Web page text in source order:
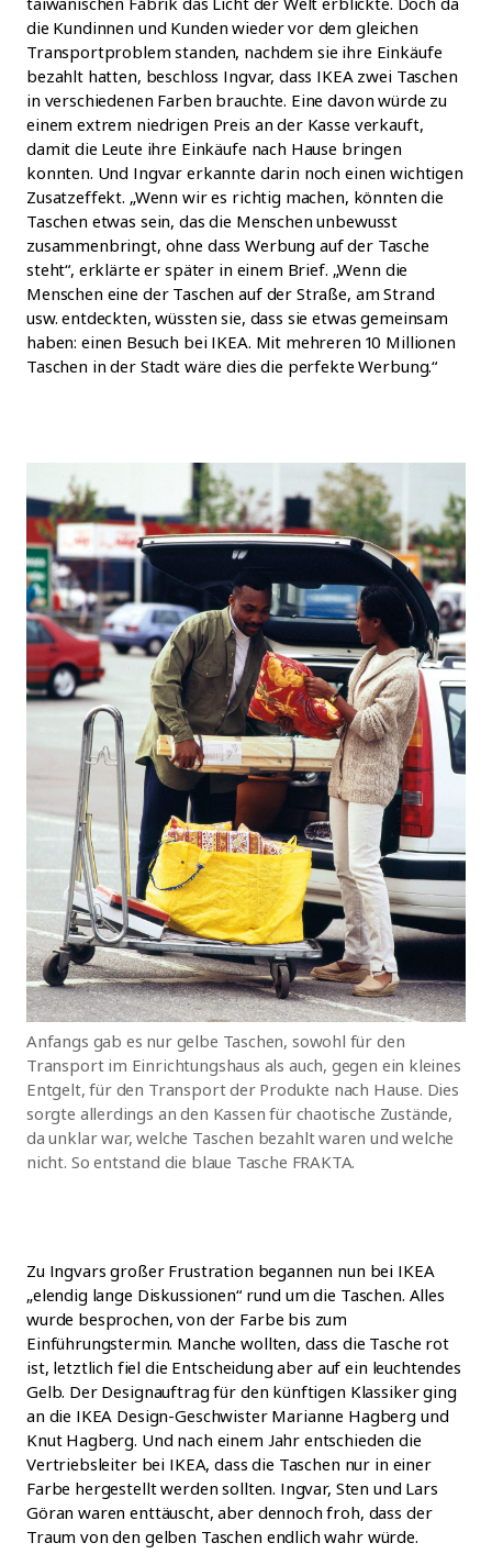
die Kundinnen und Kunden wieder vor dem gleichen
Transportproblem standen, nachdem sie ihre Einkäufe
bezahlt hatten, beschloss Ingvar, dass IKEA zwei Taschen
in verschiedenen Farben brauchte. Eine davon würde zu
einem extrem niedrigen Preis an der Kasse verkauft,
damit die Leute ihre Einkäufe nach Hause bringen
konnten. Und Ingvar erkannte darin noch einen wichtigen
Zusatzeffekt. „Wenn wir es richtig machen, könnten die
Taschen etwas sein, das die Menschen unbewusst
zusammenbringt, ohne dass Werbung auf der Tasche
steht“, erklärte er später in einem Brief. „Wenn die
Menschen eine der Taschen auf der Straße, am Strand
usw. entdeckten, wüssten sie, dass sie etwas gemeinsam
haben: einen Besuch bei IKEA. Mit mehreren 10 Millionen
Taschen in der Stadt wäre dies die perfekte Werbung.“
Anfangs gab es nur gelbe Taschen, sowohl für den
Transport im Einrichtungshaus als auch, gegen ein kleines
Entgelt, für den Transport der Produkte nach Hause. Dies
sorgte allerdings an den Kassen für chaotische Zustände,
da unklar war, welche Taschen bezahlt waren und welche
nicht. So entstand die blaue Tasche FRAKTA.
Zu Ingvars großer Frustration begannen nun bei IKEA
„elendig lange Diskussionen“ rund um die Taschen. Alles
wurde besprochen, von der Farbe bis zum
Einführungstermin. Manche wollten, dass die Tasche rot
ist, letztlich fiel die Entscheidung aber auf ein leuchtendes
Gelb. Der Designauftrag für den künftigen Klassiker ging
an die IKEA Design-Geschwister Marianne Hagberg und
Knut Hagberg. Und nach einem Jahr entschieden die
Vertriebsleiter bei IKEA, dass die Taschen nur in einer
Farbe hergestellt werden sollten. Ingvar, Sten und Lars
Göran waren enttäuscht, aber dennoch froh, dass der
Traum von den gelben Taschen endlich wahr würde.